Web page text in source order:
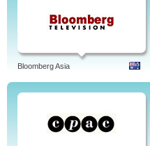
Bloomberg Asia